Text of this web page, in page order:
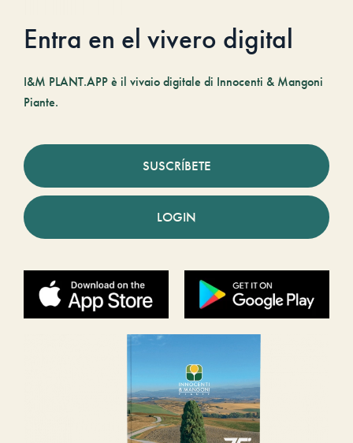
Entra en el vivero digital
I&M PLANT.APP è il vivaio digitale di Innocenti & Mangoni
Piante.
SUSCRÍBETE
LOGIN